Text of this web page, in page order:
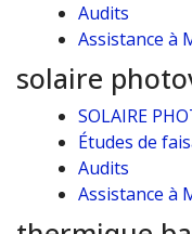
Audits
Assistance à
solaire
SOLAIRE
Études de
Audits
Assistance à